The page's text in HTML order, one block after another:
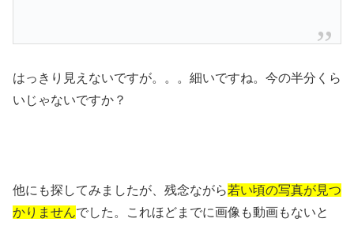
はっきり見えないですが。。。細いですね。今の半分くら
いじゃないですか？
他にも探してみましたが、残念ながら若い頃の写真が見つ
かりませんでした。これほどまでに画像も動画もないと